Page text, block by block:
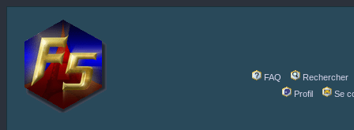
FAQ
Rechercher
Profil
Se